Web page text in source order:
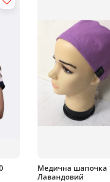
Медична шапочка
Лавандовий